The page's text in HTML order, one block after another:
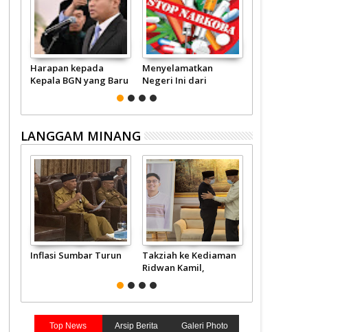
Harapan kepada
Kepala BGN yang Baru
Menyelamatkan
Negeri Ini dari
Narkoba
LANGGAM MINANG
Inflasi Sumbar Turun
Takziah ke Kediaman
Ridwan Kamil,
Gubernur Mahyeldi
Doakan Eril Syahid
Top News Arsip Berita Galeri Photo